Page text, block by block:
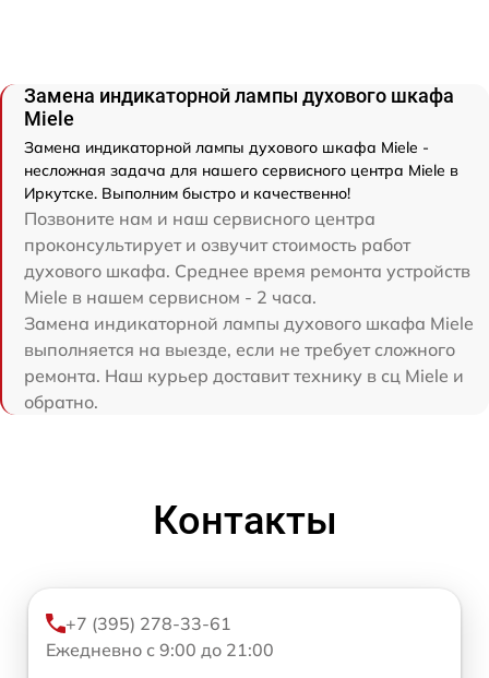
Замена индикаторной лампы духового шкафа
Miele
Замена индикаторной лампы духового шкафа Miele -
несложная задача для нашего сервисного центра Miele в
Иркутске. Выполним быстро и качественно!
Позвоните нам и наш сервисного центра
проконсультирует и озвучит стоимость работ
духового шкафа. Среднее время ремонта устройств
Miele в нашем сервисном - 2 часа.
Замена индикаторной лампы духового шкафа Miele
выполняется на выезде, если не требует сложного
ремонта. Наш курьер доставит технику в сц Miele и
обратно.
Контакты
+7 (395) 278-33-61
Ежедневно с 9:00 до 21:00